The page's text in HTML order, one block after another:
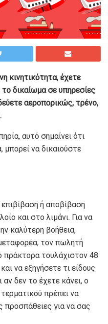
κινητικότητα, έχετε
δικαίωμα σε υπηρεσίες
αεροπορικώς, τρένο,
αυτό σημαίνει ότι
μπορεί να δικαιούστε
ή αποβίβαση
και στο λιμάνι. Για να
καλύτερη βοήθεια,
τον πωλητή
πράκτορα τουλάχιστον 48
να εξηγήσετε τι είδους
αν δεν το έχετε κάνει, ο
πρέπει να
προσπάθειες για να σας